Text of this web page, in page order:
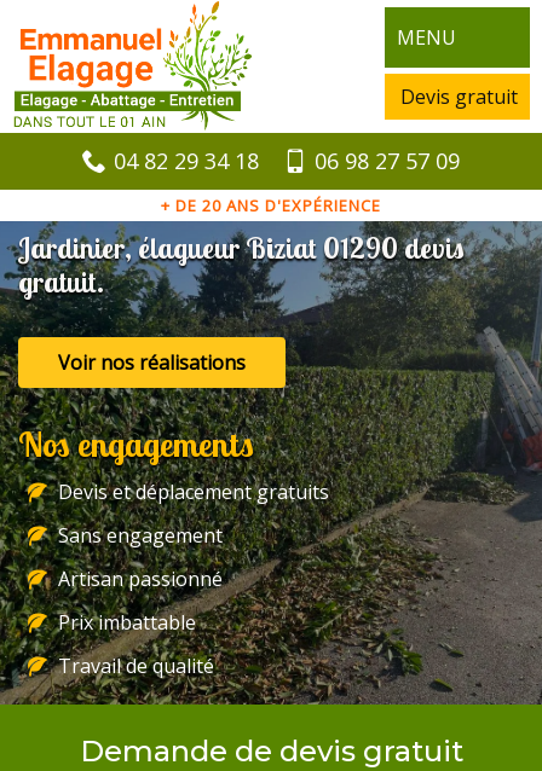
MENU
Devis gratuit
04 82 29 34 18 06 98 27 57 09
+ DE 20 ANS D'EXPÉRIENCE
Jardinier, élagueur Biziat 01290 devis
gratuit.
Voir nos réalisations
Nos engagements
Devis et déplacement gratuits
Sans engagement
Artisan passionné
Prix imbattable
Travail de qualité
Demande de devis gratuit